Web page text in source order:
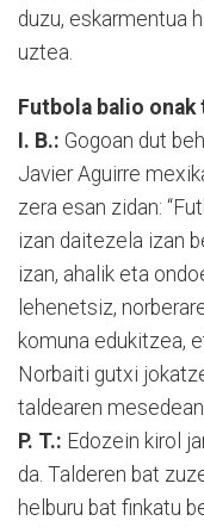
duzu, eskarmentua
uztea.
Futbola balio
I. B.: Gogoan dut
Javier Aguirre
zera esan zidan:
izan daitezela izan
izan, ahalik eta
lehenetsiz,
komuna edukitzea,
Norbaiti gutxi
taldearen
P. T.: Edozein kirol
da. Talderen bat
helburu bat finkatu